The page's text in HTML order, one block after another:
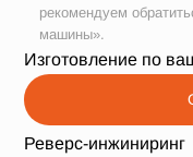
рекомендуем
машины».
Изготовление по
Реверс-инжиниринг